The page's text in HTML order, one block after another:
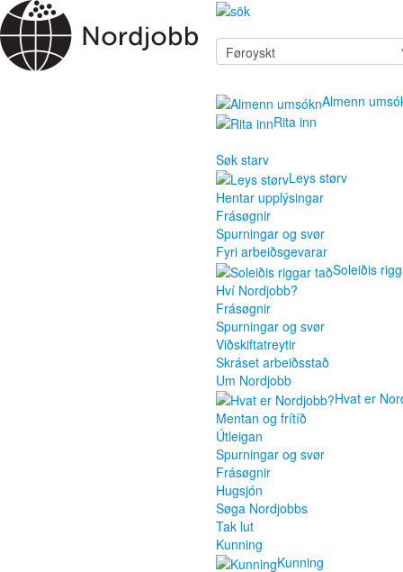
Almenn
Rita inn
Søk starv
Leys størv
Hentar upplýsingar
Frásøgnir
Spurningar og svør
Fyri arbeiðsgevarar
Soleiðis
Hví Nordjobb?
Frásøgnir
Spurningar og svør
Viðskiftatreytir
Skráset arbeiðsstað
Um Nordjobb
Hvat er
Mentan og frítíð
Útleigan
Spurningar og svør
Frásøgnir
Hugsjón
Søga Nordjobbs
Tak lut
Kunning
Kunning